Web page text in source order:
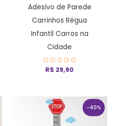
Adesivo de Parede
Carrinhos Régua
Infantil Carros na
Cidade
Avaliação
0R$ 29,90
-40%
O
preço
original
era:
O
preço
atual